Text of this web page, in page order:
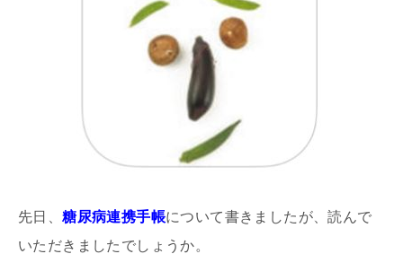
先日、糖尿病連携手帳について書きましたが、読んで
いただきましたでしょうか。